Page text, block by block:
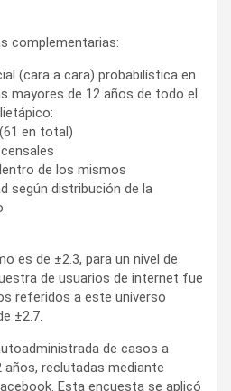
complementarias:
(cara a cara) probabilística en
mayores de 12 años de todo el
en total)
de los mismos
según distribución de la
es de ±2.3, para un nivel de
de usuarios de internet fue
referidos a este universo
±2.7.
de casos a
reclutadas mediante
Esta encuesta se aplicó